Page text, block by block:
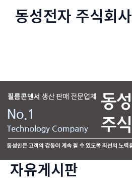
동성전자 주식회사
자유게시판